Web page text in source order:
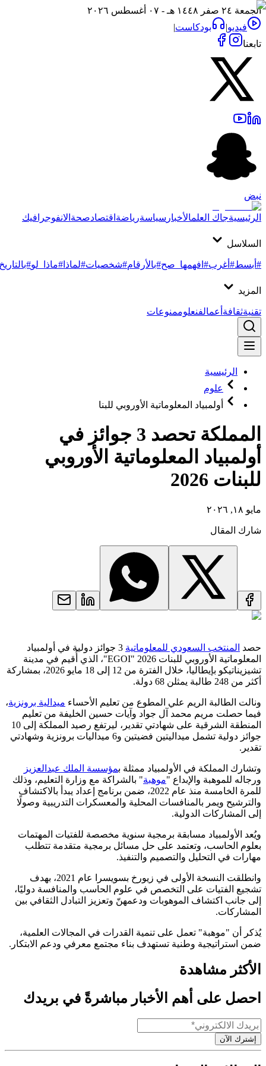
الجمعة ٢٤ صفر ١٤٤٨ هـ - ٠٧ أغسطس ٢٠٢٦
فيديو| بودكاست|
تابعنا
نبض
الرئيسيةجاك العلمالأخبار سياسةرياضةاقتصادصحةالانفوجرافيك
السلاسل
#أبسط#أغرب#افهمها_صح#بالأرقام#شخصيات#لماذا #ماذا_لو#بالتاريخ
المزيد
تقنيةثقافةأعمالفنعلوممنوعات
الرئيسية
علوم
أولمبياد المعلوماتية الأوروبي للبنا
المملكة تحصد 3 جوائز في
أولمبياد المعلوماتية الأوروبي
للبنات 2026
مايو ١٨, ٢٠٢٦
شارك المقال
حصد المنتخب السعودي للمعلوماتية
3 جوائز دولية في أولمبياد
المعلوماتية الأوروبي للبنات 2026 "EGOI"، الذي أُقيم في مدينة
تشيزيناتيكو بإيطاليا، خلال الفترة من 12 إلى 18 مايو 2026، بمشاركة
أكثر من 248 طالبة يمثلن 68 دولة.
ونالت الطالبة الريم علي المطوع من تعليم الأحساء ميدالية برونزية،
فيما حصلت مريم محمد آل جواد وآيات حسين الخليفة من تعليم
المنطقة الشرقية على شهادتي تقدير، ليرتفع رصيد المملكة إلى 10
جوائز دولية تشمل ميداليتين فضيتين و6 ميداليات برونزية وشهادتي
تقدير.
وتشارك المملكة في الأولمبياد ممثلة بمؤسسة الملك عبدالعزيز
ورجاله للموهبة والإبداع "موهبة" بالشراكة مع وزارة التعليم، وذلك
للمرة الخامسة منذ عام 2022، ضمن برنامج إعداد يبدأ بالاكتشاف
والترشيح ويمر بالمنافسات المحلية والمعسكرات التدريبية وصولًا
إلى المشاركات الدولية.
ويُعد الأولمبياد مسابقة برمجية سنوية مخصصة للفتيات المهتمات
بعلوم الحاسب، وتعتمد على حل مسائل برمجية متقدمة تتطلب
مهارات في التحليل والتصميم والتنفيذ.
وانطلقت النسخة الأولى في زيورخ بسويسرا عام 2021، بهدف
تشجيع الفتيات على التخصص في علوم الحاسب والمنافسة دوليًا،
إلى جانب اكتشاف الموهوبات ودعمهنّ وتعزيز التبادل الثقافي بين
المشاركات.
يُذكر أن "موهبة" تعمل على تنمية القدرات في المجالات العلمية،
ضمن استراتيجية وطنية تستهدف بناء مجتمع معرفي ودعم الابتكار.
الأكثر مشاهدة
احصل على أهم الأخبار مباشرةً في بريدك
إشترك الآن